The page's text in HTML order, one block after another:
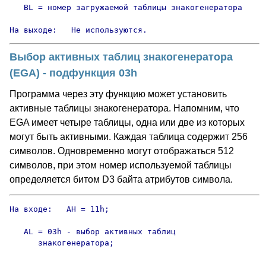
BL = номер загружаемой таблицы знакогенератора
На выходе:   Не используются.
Выбор активных таблиц знакогенератора
(EGA) - подфункция 03h
Программа через эту функцию может установить
активные таблицы знакогенератора. Напомним, что
EGA имеет четыре таблицы, одна или две из которых
могут быть активными. Каждая таблица содержит 256
символов. Одновременно могут отображаться 512
символов, при этом номер используемой таблицы
определяется битом D3 байта атрибутов символа.
На входе:   AH = 11h;
   AL = 03h - выбор активных таблиц
      знакогенератора;